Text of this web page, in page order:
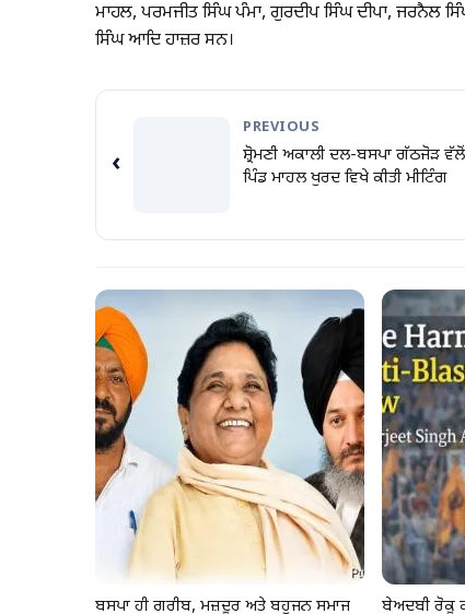
ਮਾਹਲ, ਪਰਮਜੀਤ ਸਿੰਘ ਪੰਮਾ, ਗੁਰਦੀਪ ਸਿੰਘ ਦੀਪਾ, ਜਰਨੈਲ
ਸਿੰਘ ਆਦਿ ਹਾਜ਼ਰ ਸਨ।
‹
PREVIOUS
ਸ਼੍ਰੋਮਣੀ ਅਕਾਲੀ ਦਲ-ਬਸਪਾ ਗੱਠਜੋੜ ਵੱਲੋਂ
ਪਿੰਡ ਮਾਹਲ ਖੁਰਦ ਵਿਖੇ ਕੀਤੀ ਮੀਟਿੰਗ
ਬਸਪਾ ਹੀ ਗਰੀਬ, ਮਜ਼ਦੂਰ ਅਤੇ ਬਹੁਜਨ ਸਮਾਜ
ਬੇਅਦਬੀ ਰੋਕੂ